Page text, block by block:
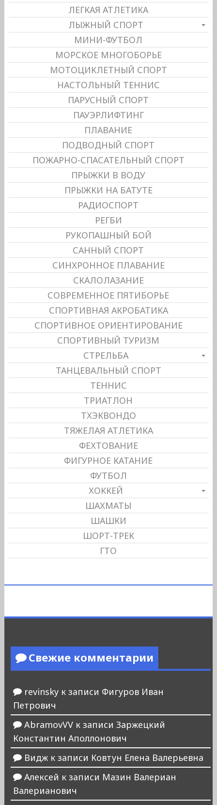
ЛЕГКАЯ АТЛЕТИКА
ЛЫЖНЫЙ СПОРТ
МИНИ-ФУТБОЛ
МОРСКОЕ МНОГОБОРЬЕ
МОТОЦИКЛЕТНЫЙ СПОРТ
НАСТОЛЬНЫЙ ТЕННИС
ПАРУСНЫЙ СПОРТ
ПАУЭРЛИФТИНГ
ПЛАВАНИЕ
ПОДВОДНЫЙ СПОРТ
ПОЖАРНО-СПАСАТЕЛЬНЫЙ СПОРТ
ПРЫЖКИ В ВОДУ
ПРЫЖКИ НА БАТУТЕ
РАДИОСПОРТ
РЕГБИ
РУКОПАШНЫЙ БОЙ
САННЫЙ СПОРТ
СИНХРОННОЕ ПЛАВАНИЕ
СКАЛОЛАЗАНИЕ
СОВРЕМЕННОЕ ПЯТИБОРЬЕ
СПОРТИВНАЯ АКРОБАТИКА
СПОРТИВНОЕ ОРИЕНТИРОВАНИЕ
СПОРТИВНЫЙ ТУРИЗМ
СТРЕЛЬБА
ТАНЦЕВАЛЬНЫЙ СПОРТ
ТЕННИС
ТРИАТЛОН
ТХЭКВОНДО
ТЯЖЕЛАЯ АТЛЕТИКА
ФЕХТОВАНИЕ
ФИГУРНОЕ КАТАНИЕ
ФУТБОЛ
ХОККЕЙ
ШАХМАТЫ
ШАШКИ
ШОРТ-ТРЕК
ГТО
Свежие комментарии
revinskyк записи Фигуров Иван
Петрович
AbramovVVк записи Заржецкий
Константин Аполлонович
Виджк записи Ковтун Елена Валерьевна
Алексей к записи Мазин Валериан
Валерианович